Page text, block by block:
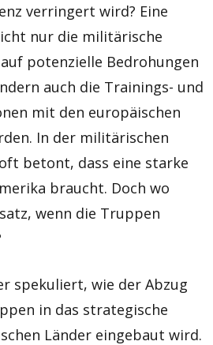
verringert wird? Eine
nur die militärische
potenzielle Bedrohungen
auch die Trainings- und
mit den europäischen
In der militärischen
betont, dass eine starke
braucht. Doch wo
wenn die Truppen
spekuliert, wie der Abzug
in das strategische
Länder eingebaut wird.